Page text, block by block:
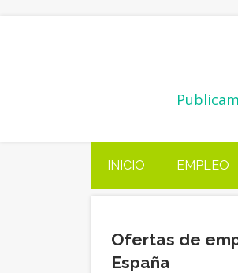
INICIO EMPLEO
Ofertas de
España